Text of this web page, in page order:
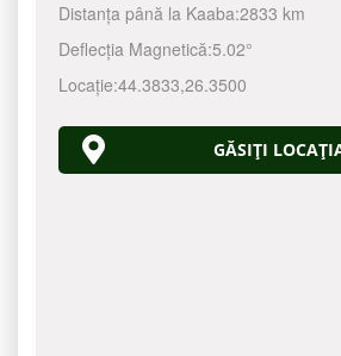
Distanța până la Kaaba:2833 km
Deflecția Magnetică:5.02°
Locație:44.3833,26.3500
GĂSIȚI